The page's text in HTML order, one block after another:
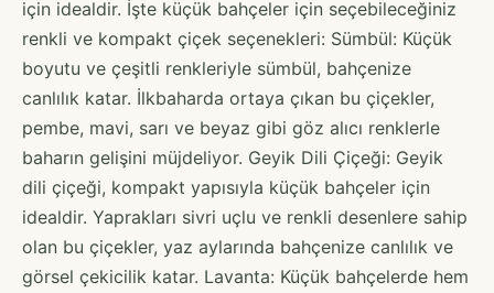
için idealdir. İşte küçük bahçeler için seçebileceğiniz
renkli ve kompakt çiçek seçenekleri: Sümbül: Küçük
boyutu ve çeşitli renkleriyle sümbül, bahçenize
canlılık katar. İlkbaharda ortaya çıkan bu çiçekler,
pembe, mavi, sarı ve beyaz gibi göz alıcı renklerle
baharın gelişini müjdeliyor. Geyik Dili Çiçeği: Geyik
dili çiçeği, kompakt yapısıyla küçük bahçeler için
idealdir. Yaprakları sivri uçlu ve renkli desenlere sahip
olan bu çiçekler, yaz aylarında bahçenize canlılık ve
görsel çekicilik katar. Lavanta: Küçük bahçelerde hem